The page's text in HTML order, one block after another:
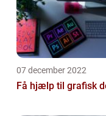
07 december 2022
Få hjælp til grafisk